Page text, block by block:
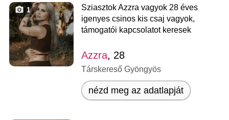
1
Sziasztok Azzra vagyok 28 éves
igenyes csinos kis csaj vagyok,
támogatói kapcsolatot keresek
Azzra, 28
Társkereső Gyöngyös
nézd meg az adatlapját